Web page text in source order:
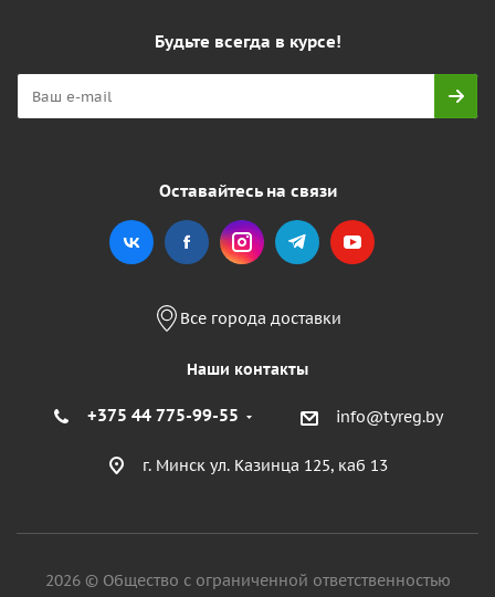
Будьте всегда в курсе!
Оставайтесь на связи
Все города доставки
Наши контакты
+375 44 775-99-55 info@tyreg.by
г. Минск ул. Казинца 125, каб 13
2026 © Общество с ограниченной ответственностью